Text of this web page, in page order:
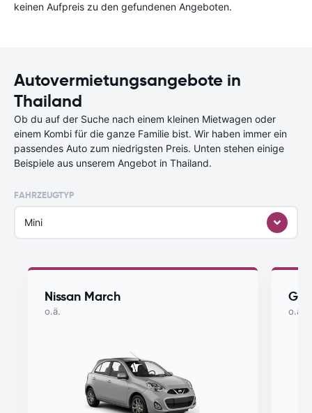
keinen Aufpreis zu den gefundenen Angeboten.
Autovermietungsangebote in
Thailand
Ob du auf der Suche nach einem kleinen Mietwagen oder
einem Kombi für die ganze Familie bist. Wir haben immer ein
passendes Auto zum niedrigsten Preis. Unten stehen einige
Beispiele aus unserem Angebot in Thailand.
FAHRZEUGTYP
Mini
Nissan March
o.ä. o.ä.